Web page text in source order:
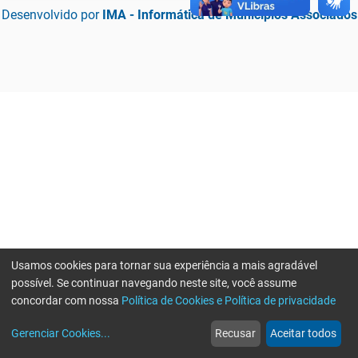
Desenvolvido por IMA - Informática de Municípios Associados
web
Notícias
more_horiz
Mais
Usamos cookies para tornar sua experiência a mais agradável
possível. Se continuar navegando neste site, você assume
concordar com nossa Política de Cookies e Política de privacidade
Gerenciar Cookies... Recusar Aceitar todos
Erro ao enviar informações, por favor tente novamente